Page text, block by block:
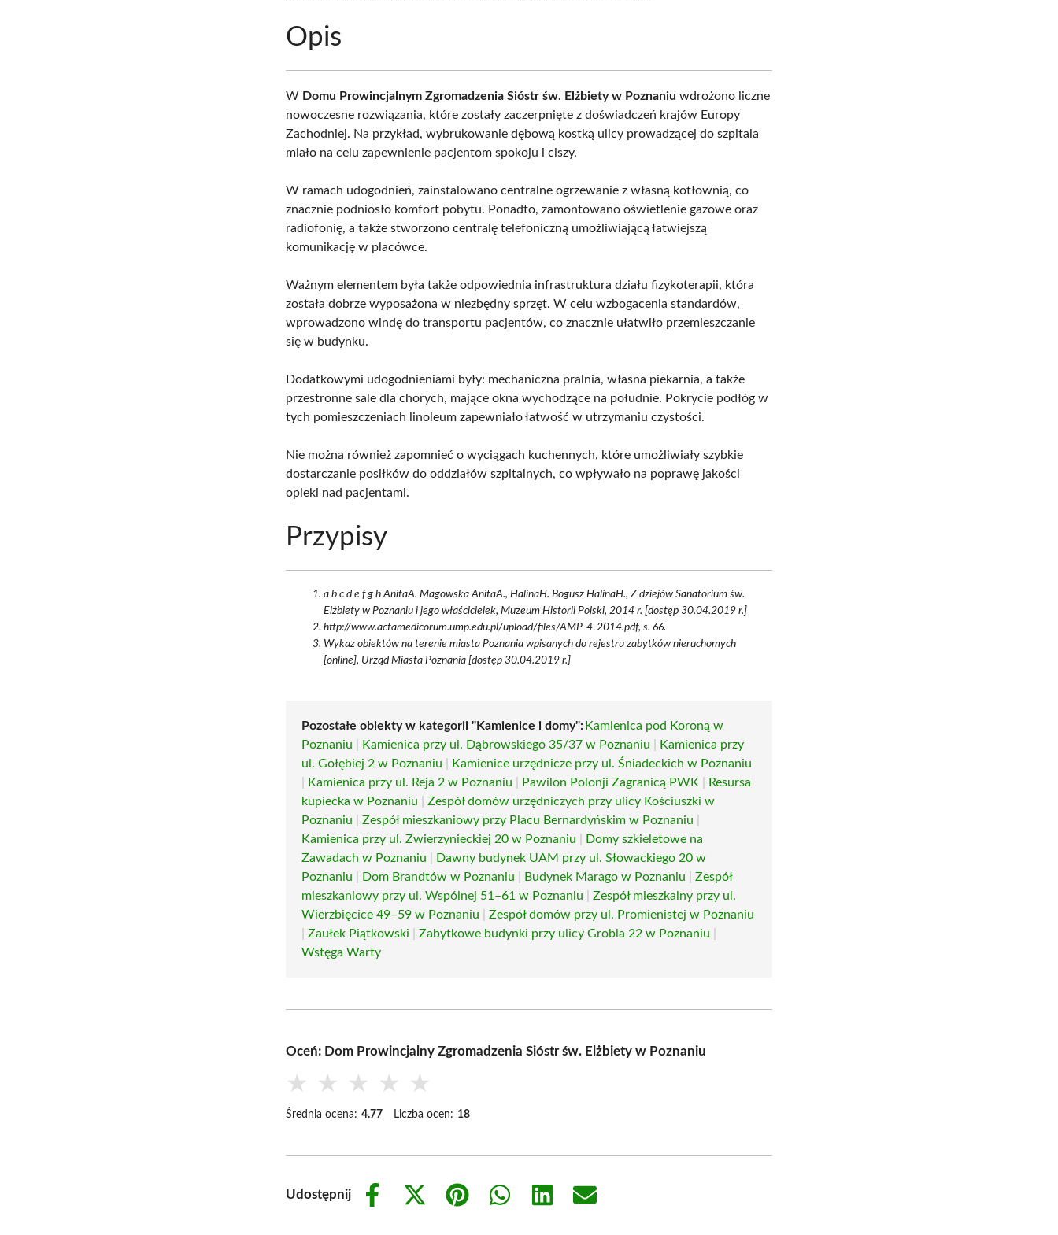
Opis
W Domu Prowincjalnym Zgromadzenia Sióstr św. Elżbiety w Poznaniu wdrożono liczne
nowoczesne rozwiązania, które zostały zaczerpnięte z doświadczeń krajów Europy
Zachodniej. Na przykład, wybrukowanie dębową kostką ulicy prowadzącej do szpitala
miało na celu zapewnienie pacjentom spokoju i ciszy.
W ramach udogodnień, zainstalowano centralne ogrzewanie z własną kotłownią, co
znacznie podniosło komfort pobytu. Ponadto, zamontowano oświetlenie gazowe oraz
radiofonię, a także stworzono centralę telefoniczną umożliwiającą łatwiejszą
komunikację w placówce.
Ważnym elementem była także odpowiednia infrastruktura działu fizykoterapii, która
została dobrze wyposażona w niezbędny sprzęt. W celu wzbogacenia standardów,
wprowadzono windę do transportu pacjentów, co znacznie ułatwiło przemieszczanie
się w budynku.
Dodatkowymi udogodnieniami były: mechaniczna pralnia, własna piekarnia, a także
przestronne sale dla chorych, mające okna wychodzące na południe. Pokrycie podłóg w
tych pomieszczeniach linoleum zapewniało łatwość w utrzymaniu czystości.
Nie można również zapomnieć o wyciągach kuchennych, które umożliwiały szybkie
dostarczanie posiłków do oddziałów szpitalnych, co wpływało na poprawę jakości
opieki nad pacjentami.
Przypisy
a b c d e f g h AnitaA. Magowska AnitaA., HalinaH. Bogusz HalinaH., Z dziejów Sanatorium św.
Elżbiety w Poznaniu i jego właścicielek, Muzeum Historii Polski, 2014 r. [dostęp 30.04.2019 r.]
http://www.actamedicorum.ump.edu.pl/upload/files/AMP-4-2014.pdf, s. 66.
Wykaz obiektów na terenie miasta Poznania wpisanych do rejestru zabytków nieruchomych
[online], Urząd Miasta Poznania [dostęp 30.04.2019 r.]
Pozostałe obiekty w kategorii "Kamienice i domy":Kamienica pod Koroną w
Poznaniu
Kamienica przy ul. Dąbrowskiego 35/37 w Poznaniu
Kamienica przy
ul. Gołębiej 2 w Poznaniu
Kamienice urzędnicze przy ul. Śniadeckich w Poznaniu
Kamienica przy ul. Reja 2 w Poznaniu Pawilon Polonji Zagranicą PWK
Resursa
kupiecka w Poznaniu |Zespół domów urzędniczych przy ulicy Kościuszki w
Poznaniu |Zespół mieszkaniowy przy Placu Bernardyńskim w Poznaniu
Kamienica przy ul. Zwierzynieckiej 20 w Poznaniu
Domy szkieletowe na
Zawadach w Poznaniu
Dawny budynek UAM przy ul. Słowackiego 20 w
Poznaniu
Dom Brandtów w Poznaniu Budynek Marago w Poznaniu |Zespół
mieszkaniowy przy ul. Wspólnej 51–61 w Poznaniu |Zespół mieszkalny przy ul.
Wierzbięcice 49–59 w Poznaniu |Zespół domów przy ul. Promienistej w Poznaniu
|Zaułek Piątkowski |Zabytkowe budynki przy ulicy Grobla 22 w Poznaniu
Wstęga Warty
Oceń: Dom Prowincjalny Zgromadzenia Sióstr św. Elżbiety w Poznaniu
★ ★ ★ ★ ★
Średnia ocena: 4.77 Liczba ocen: 18
Udostępnij
Share
Share
Share
Share
Share
Share